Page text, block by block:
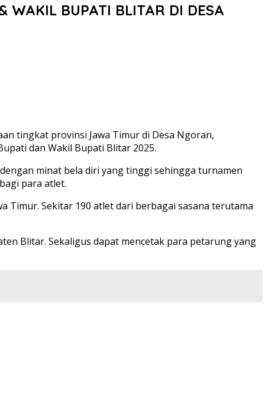
WAKIL BUPATI BLITAR DI DESA
tingkat provinsi Jawa Timur di Desa Ngoran,
dan Wakil Bupati Blitar 2025.
minat bela diri yang tinggi sehingga turnamen
para atlet.
Timur. Sekitar 190 atlet dari berbagai sasana terutama
Blitar. Sekaligus dapat mencetak para petarung yang